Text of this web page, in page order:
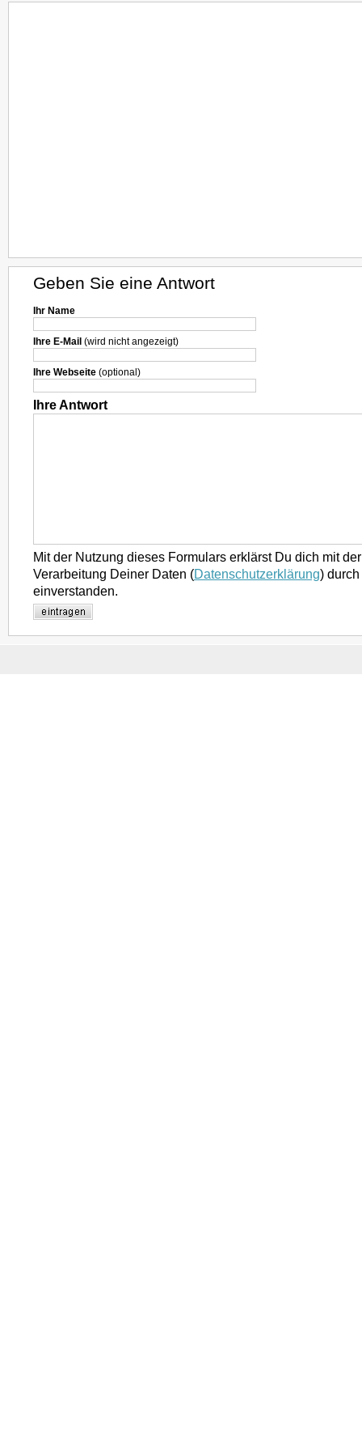
Geben Sie eine Antwort
Ihr Name
Ihre E-Mail (wird nicht angezeigt)
Ihre Webseite (optional)
Ihre Antwort
Mit der Nutzung dieses Formulars erklärst Du dich mit
Verarbeitung Deiner Daten (Datenschutzerklärung)
einverstanden.